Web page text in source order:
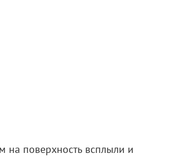
на поверхность всплыли и